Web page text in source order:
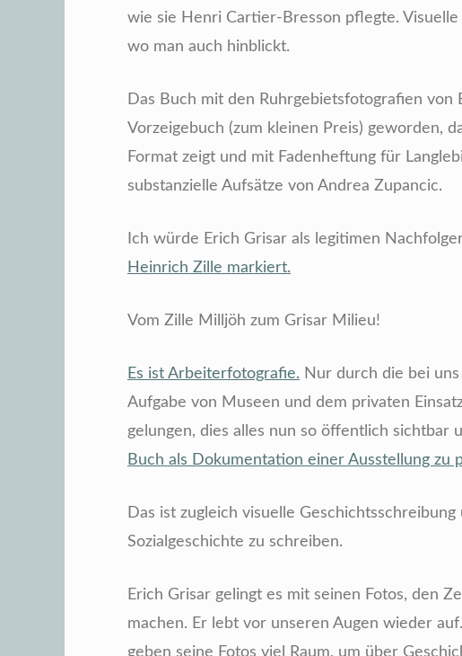
wie sie Henri Cartier-Bresson pflegte.
wo man auch hinblickt.
Das Buch mit den Ruhrgebietsfotografien von
Vorzeigebuch (zum kleinen Preis) geworden,
Format zeigt und mit Fadenheftung für
substanzielle Aufsätze von Andrea Zupancic.
Ich würde Erich Grisar als legitimen
Heinrich Zille markiert.
Vom Zille Milljöh zum Grisar Milieu!
Es ist Arbeiterfotografie. Nur durch die bei
Aufgabe von Museen und dem privaten
gelungen, dies alles nun so öffentlich sichtbar
Buch als Dokumentation einer Ausstellung zu
Das ist zugleich visuelle
Sozialgeschichte zu schreiben.
Erich Grisar gelingt es mit seinen Fotos, den
machen. Er lebt vor unseren Augen wieder
geben seine Fotos viel Raum, um über